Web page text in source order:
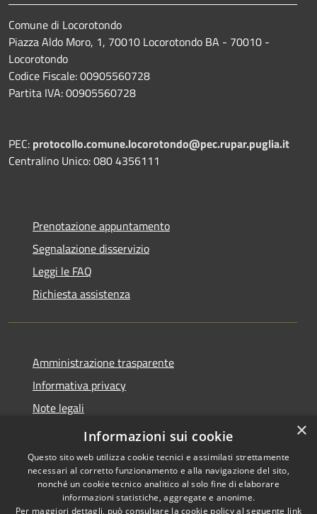
Comune di Locorotondo
Piazza Aldo Moro, 1, 70010 Locorotondo BA - 70010 -
Locorotondo
Codice Fiscale: 00905560728
Partita IVA: 00905560728
PEC: protocollo.comune.locorotondo@pec.rupar.puglia.it
Centralino Unico: 080 4356111
Prenotazione appuntamento
Segnalazione disservizio
Leggi le FAQ
Richiesta assistenza
Amministrazione trasparente
Informativa privacy
Note legali
Dichiarazione di accessibilità
Copyright © 2026 • Comune di
×
Informazioni sui cookie
Questo sito web utilizza cookie tecnici e assimilati strettamente
necessari al corretto funzionamento e alla navigazione del sito,
nonché un cookie tecnico analitico al solo fine di elaborare
informazioni statistiche, aggregate e anonime.
Per maggiori dettagli, può consultare la cookie policy al seguente link